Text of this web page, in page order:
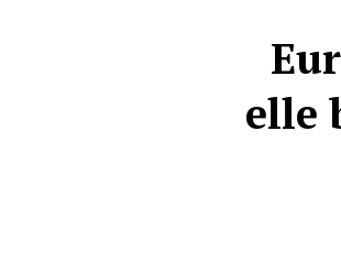
elle